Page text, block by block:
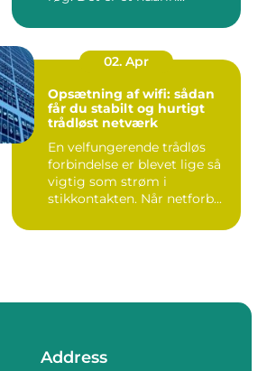
02. Apr
Opsætning af wifi: sådan
får du stabilt og hurtigt
trådløst netværk
En velfungerende trådløs
forbindelse er blevet lige så
vigtig som strøm i
stikkontakten. Når netforb...
Address